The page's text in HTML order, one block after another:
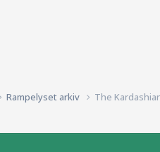
Rampelyset arkiv The